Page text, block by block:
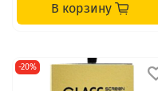
В корзину
-20%